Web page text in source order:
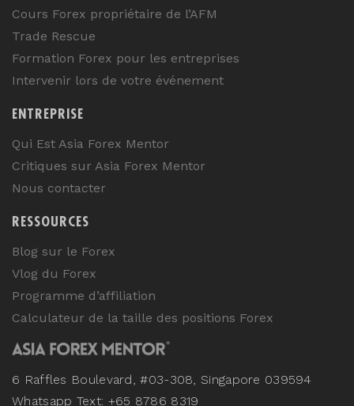
Cours Forex propriétaire de l’AFM
Trade Rescue
Formation Forex pour les entreprises
Intervenir lors de votre événement
ENTREPRISE
Qui Est Asia Forex Mentor
Critiques sur Asia Forex Mentor
Nous contacter
RESSOURCES
Blog sur le Forex
Vlog du Forex
Programme d’affiliation
Calculateur de la taille des positions Forex
6 Raffles Boulevard, #03-308, Singapore 039594
Whatsapp Text: +65 8786 8319